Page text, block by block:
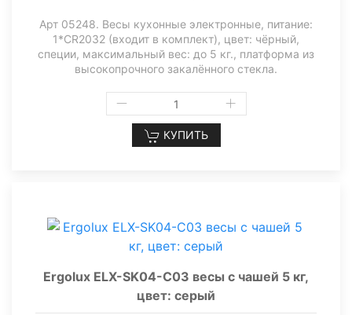
Арт 05248. Весы кухонные электронные, питание:
1*CR2032 (входит в комплект), цвет: чёрный,
специи, максимальный вес: до 5 кг., платформа из
высокопрочного закалённого стекла.
КУПИТЬ
Ergolux ELX-SK04-C03 весы с чашей 5 кг,
цвет: серый